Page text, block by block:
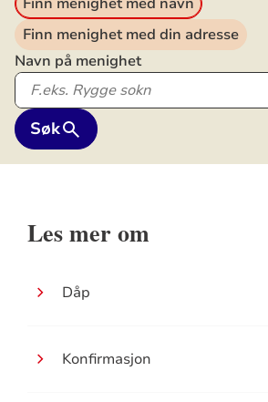
Finn menighet med din adresse
Navn på menighet
Søk
Les mer om
Dåp
Konfirmasjon